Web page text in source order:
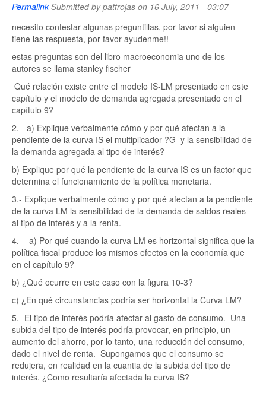
PermalinkSubmitted bypattrojas on 16 July, 2011 - 03:07
necesito contestar algunas preguntillas, por favor si alguien
tiene las respuesta, por favor ayudenme!!
estas preguntas son del libro macroeconomia uno de los
autores se llama stanley fischer
Qué relación existe entre el modelo IS-LM presentado en este
capítulo y el modelo de demanda agregada presentado en el
capítulo 9?
2.- a) Explique verbalmente cómo y por qué afectan a la
pendiente de la curva IS el multiplicador ?G y la sensibilidad de
la demanda agregada al tipo de interés?
b) Explique por qué la pendiente de la curva IS es un factor que
determina el funcionamiento de la política monetaria.
3.- Explique verbalmente cómo y por qué afectan a la pendiente
de la curva LM la sensibilidad de la demanda de saldos reales
al tipo de interés y a la renta.
4.- a) Por qué cuando la curva LM es horizontal significa que la
política fiscal produce los mismos efectos en la economía que
en el capítulo 9?
b) ¿Qué ocurre en este caso con la figura 10-3?
c) ¿En qué circunstancias podría ser horizontal la Curva LM?
5.- El tipo de interés podría afectar al gasto de consumo. Una
subida del tipo de interés podría provocar, en principio, un
aumento del ahorro, por lo tanto, una reducción del consumo,
dado el nivel de renta. Supongamos que el consumo se
redujera, en realidad en la cuantia de la subida del tipo de
interés. ¿Como resultaría afectada la curva IS?